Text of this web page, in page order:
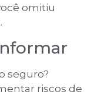
omitiu
seguro?
riscos de